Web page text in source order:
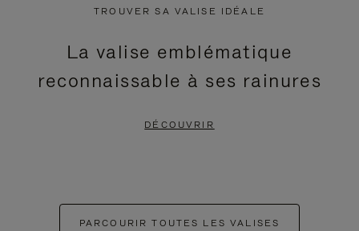
TROUVER SA VALISE IDÉALE
La valise emblématique
reconnaissable à ses rainures
DÉCOUVRIR
PARCOURIR TOUTES LES VALISES